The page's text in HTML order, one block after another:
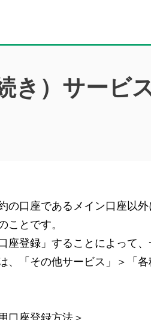
き）サービ
の口座であるメイン口座以
ことです。
座登録」することによって
、「その他サービス」＞「
口座登録方法＞